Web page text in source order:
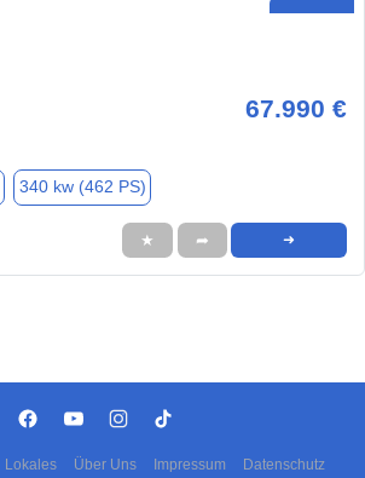
67.990 €
340 kw (462 PS)
★ ➦ ➜
Lokales Über Uns Impressum Datenschutz